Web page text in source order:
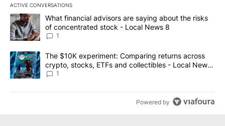
ACTIVE CONVERSATIONS
The following is a list of the most commented articles in the last
A trending article titled "What financial advisors are saying
What financial advisors are saying about the risks
of concentrated stock - Local News 8
1
A trending article titled "The $10K experiment: Comparing
The $10K experiment: Comparing returns across
crypto, stocks, ETFs and collectibles - Local News
8
1
Powered by